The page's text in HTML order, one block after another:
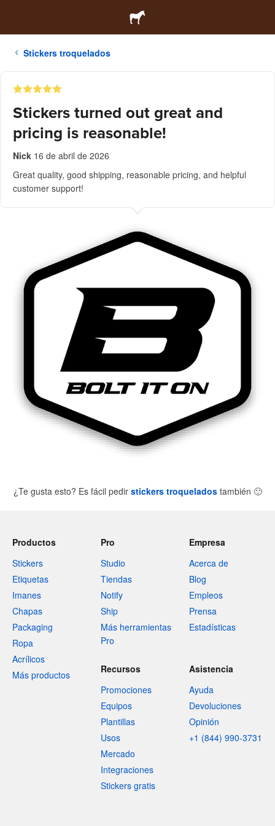
Stickers troquelados
Stickers turned out great and
pricing is reasonable!
Nick 16 de abril de 2026
Great quality, good shipping, reasonable pricing, and helpful
customer support!
¿Te gusta esto? Es fácil pedir stickers troqueladostambién 🙂
Productos
Stickers
Etiquetas
Imanes
Chapas
Packaging
Ropa
Acrílicos
Más productos
Pro
Studio
Tiendas
Notify
Ship
Más herramientas
Pro
Empresa
Acerca de
Blog
Empleos
Prensa
Estadísticas
Recursos
Promociones
Equipos
Plantillas
Usos
Mercado
Integraciones
Stickers gratis
Asistencia
Ayuda
Devoluciones
Opinión
+1 (844) 990-3731